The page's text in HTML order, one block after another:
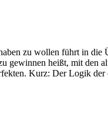
zu wollen führt in die
heißt, mit den
Kurz: Der Logik